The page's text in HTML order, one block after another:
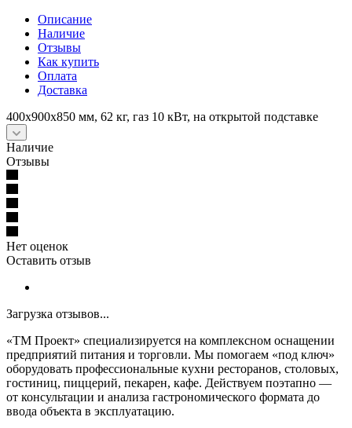
Описание
Наличие
Отзывы
Как купить
Оплата
Доставка
400х900х850 мм, 62 кг, газ 10 кВт, на открытой подставке
Наличие
Отзывы
Нет оценок
Оставить отзыв
Загрузка отзывов...
«ТМ Проект» специализируется на комплексном оснащении
предприятий питания и торговли. Мы помогаем «под ключ»
оборудовать профессиональные кухни ресторанов, столовых,
гостиниц, пиццерий, пекарен, кафе. Действуем поэтапно —
от консультации и анализа гастрономического формата до
ввода объекта в эксплуатацию.